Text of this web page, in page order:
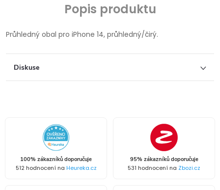
Popis produktu
Průhledný obal pro iPhone 14, průhledný/čirý.
Diskuse
100% zákazníků doporučuje
512 hodnocení na Heureka.cz
95% zákazníků doporučuje
531 hodnocení na Zbozi.cz